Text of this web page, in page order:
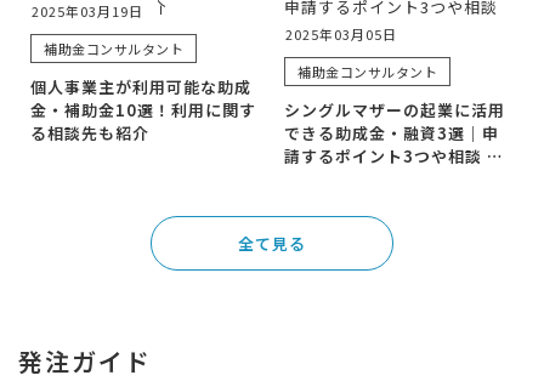
2025年03月19日
補助金コンサルタント
個人事業主が利用可能な助成
金・補助金10選！利用に関す
る相談先も紹介
2025年03月05日
補助金コンサルタント
シングルマザーの起業に活用
できる助成金・融資3選｜申
請するポイント3つや相談 …
全て見る
発注ガイド